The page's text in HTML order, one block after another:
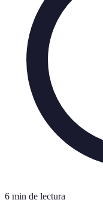
6 min de lectura